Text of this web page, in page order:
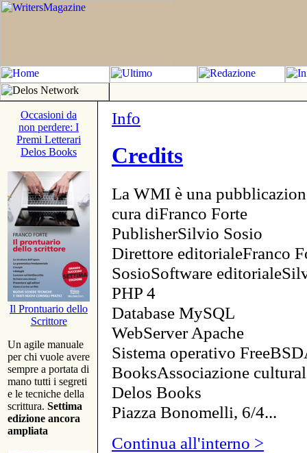
Occasioni da
non perdere: I
Premi Letterari
Delos Books
Il Prontuario dello
Scrittore
Un agile manuale
per chi vuole avere
sempre a portata di
mano tutti i segreti
e le tecniche della
scrittura. Settima
edizione ancora
ampliata
Info
Credits
La WMI è una
cura diFranco Forte
PublisherSilvio Sosio
Direttore editorialeFranco
SosioSoftware
PHP 4
Database MySQL
WebServer Apache
Sistema operativo
BooksAssociazione
Delos Books
Piazza Bonomelli, 6/4...
Continua all'interno >